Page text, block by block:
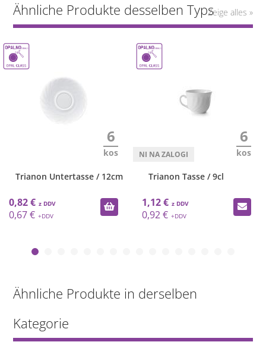
Ähnliche Produkte desselben TypsZeige alles »
6
kos
Trianon Untertasse / 12cm
0,82 €
0,67 €
6
kos
Trianon Tasse / 9cl
1,12 €
0,92 €
Ähnliche Produkte in derselben
Kategorie